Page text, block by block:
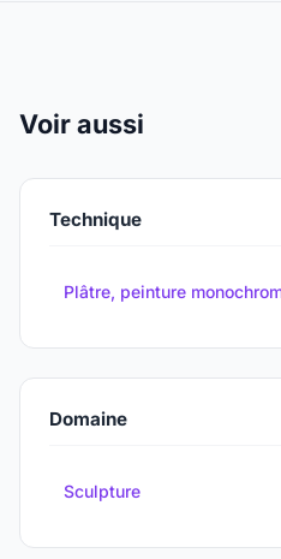
Voir aussi
Technique
Plâtre, peinture
Domaine
Sculpture